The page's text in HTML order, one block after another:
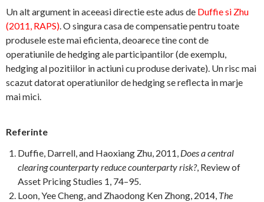
Un alt argument in aceeasi directie este adus de Duffie si Zhu
(2011, RAPS). O singura casa de compensatie pentru toate
produsele este mai eficienta, deoarece tine cont de
operatiunile de hedging ale participantilor (de exemplu,
hedging al pozitiilor in actiuni cu produse derivate). Un risc mai
scazut datorat operatiunilor de hedging se reflecta in marje
mai mici.
Referinte
Duffie, Darrell, and Haoxiang Zhu, 2011, Does a central
clearing counterparty reduce counterparty risk?, Review of
Asset Pricing Studies 1, 74–95.
Loon, Yee Cheng, and Zhaodong Ken Zhong, 2014, The